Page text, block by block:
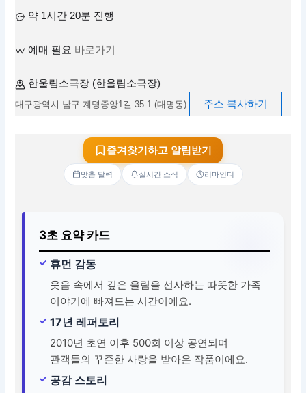
약 1시간 20분 진행
예매 필요 바로가기
한울림소극장 (한울림소극장)
대구광역시 남구 계명중앙1길 35-1 (대명동) 주소 복사하기
즐겨찾기하고 알림받기
맞춤 달력 실시간 소식 리마인더
3초 요약 카드
휴먼 감동
웃음 속에서 깊은 울림을 선사하는 따뜻한 가족
이야기에 빠져드는 시간이에요.
17년 레퍼토리
2010년 초연 이후 500회 이상 공연되며
관객들의 꾸준한 사랑을 받아온 작품이에요.
공감 스토리